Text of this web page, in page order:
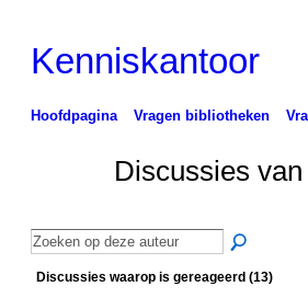
Kenniskantoor
Hoofdpagina Vragen bibliotheken
Discussies
Discussies waarop is gereageerd (13)